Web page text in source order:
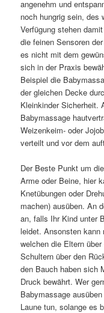
angenehm und
noch hungrig sein, des
Verfügung stehen
die feinen Sensoren
es nicht mit dem
sich in der Praxis
Beispiel die
der gleichen Decke
Kleinkinder Sicherheit.
Babymassage
Weizenkeim- oder
verteilt und vor dem
Der Beste Punkt um die
Arme oder Beine, hier
Knetübungen oder
machen) ausüben. An
an, falls Ihr Kind unter
leidet. Ansonsten
welchen die Eltern
Schultern über den
den Bauch haben sich
Druck bewährt. Wer
Babymassage
Laune tun, solange es